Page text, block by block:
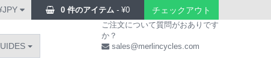
0 件のアイテム - ¥0 チェックアウト
ご注文について質問がおありです
か？
sales@merlincycles.com